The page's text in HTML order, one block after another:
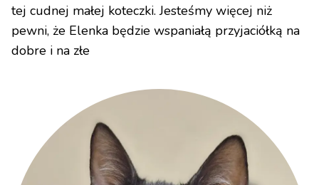
tej cudnej małej koteczki. Jesteśmy więcej niż
pewni, że Elenka będzie wspaniałą przyjaciółką na
dobre i na złe